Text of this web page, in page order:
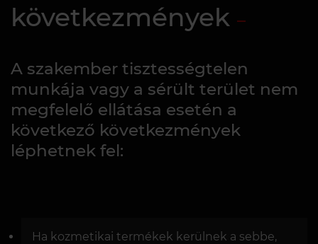
következmények
A szakember tisztességtelen
munkája vagy a sérült terület nem
megfelelő ellátása esetén a
következő következmények
léphetnek fel:
Ha kozmetikai termékek kerülnek a sebbe,